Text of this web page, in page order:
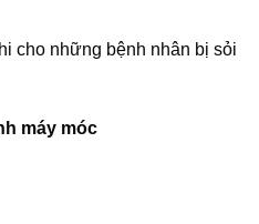
cho những bệnh nhân bị sỏi
máy móc